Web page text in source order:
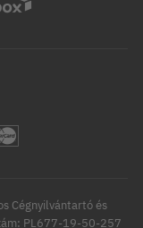
Cégnyilvántartó és
PL677-19-50-257